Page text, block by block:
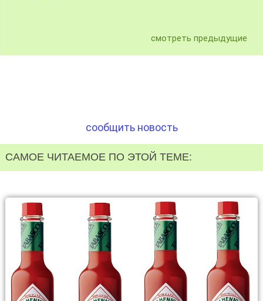
смотреть предыдущие
сообщить новость
САМОЕ ЧИТАЕМОЕ ПО ЭТОЙ ТЕМЕ: